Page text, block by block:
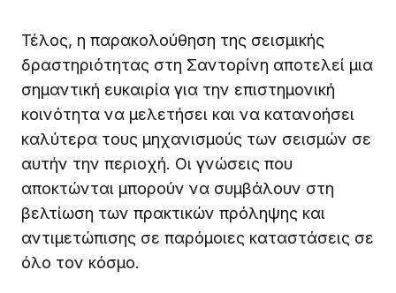
Τέλος, η παρακολούθηση της σεισμικής
δραστηριότητας στη Σαντορίνη αποτελεί μια
σημαντική ευκαιρία για την επιστημονική
κοινότητα να μελετήσει και να κατανοήσει
καλύτερα τους μηχανισμούς των σεισμών σε
αυτήν την περιοχή. Οι γνώσεις που
αποκτώνται μπορούν να συμβάλουν στη
βελτίωση των πρακτικών πρόληψης και
αντιμετώπισης σε παρόμοιες καταστάσεις σε
όλο τον κόσμο.